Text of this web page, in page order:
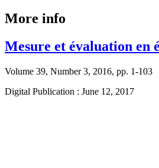
More info
Mesure et évaluation en
Volume 39, Number 3, 2016, pp. 1-103
Digital Publication : June 12, 2017